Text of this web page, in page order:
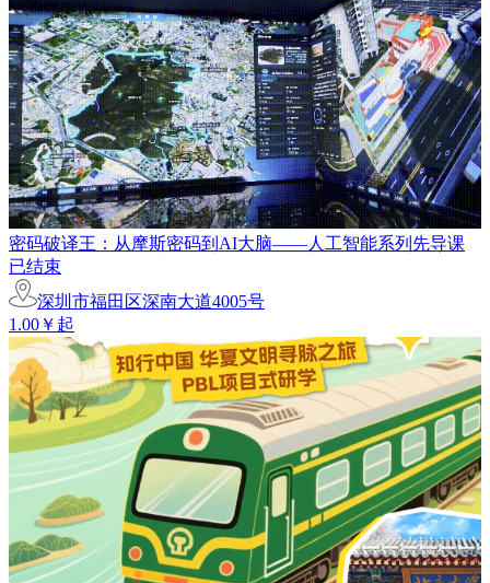
密码破译王：从摩斯密码到AI大脑——人工智能系列先导课
已结束
深圳市福田区深南大道4005号
1.00￥起